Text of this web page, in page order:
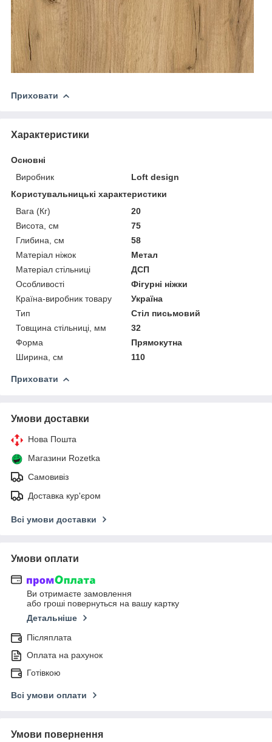
Приховати
Характеристики
Основні
Виробник
Loft design
Користувальницькі характеристики
Вага (Кг)
20
Висота, см
75
Глибина, см
58
Матеріал ніжок
Метал
Матеріал стільниці
ДСП
Особливості
Фігурні ніжки
Країна-виробник товару
Україна
Тип
Стіл письмовий
Товщина стільниці, мм
32
Форма
Прямокутна
Ширина, см
110
Приховати
Умови доставки
Нова Пошта
Магазини Rozetka
Самовивіз
Доставка кур'єром
Всі умови доставки
Умови оплати
Ви отримаєте замовлення
або гроші повернуться на вашу картку
Детальніше
Післяплата
Оплата на рахунок
Готівкою
Всі умови оплати
Умови повернення